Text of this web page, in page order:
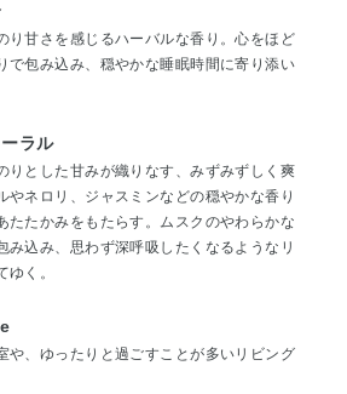
り甘さを感じるハーバルな香り。心をほど
で包み込み、穏やかな睡眠時間に寄り添い
ラル
りとした甘みが織りなす、みずみずしく爽
やネロリ、ジャスミンなどの穏やかな香り
たたかみをもたらす。ムスクのやわらかな
み込み、思わず深呼吸したくなるようなリ
く。
や、ゆったりと過ごすことが多いリビング